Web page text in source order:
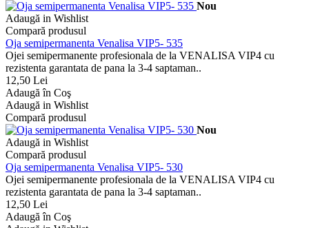
Nou
Adaugă in Wishlist
Compară produsul
Oja semipermanenta Venalisa VIP5- 535
Ojei semipermanente profesionala de la VENALISA VIP4 cu
rezistenta garantata de pana la 3-4 saptaman..
12,50 Lei
Adaugă în Coş
Adaugă in Wishlist
Compară produsul
Nou
Adaugă in Wishlist
Compară produsul
Oja semipermanenta Venalisa VIP5- 530
Ojei semipermanente profesionala de la VENALISA VIP4 cu
rezistenta garantata de pana la 3-4 saptaman..
12,50 Lei
Adaugă în Coş